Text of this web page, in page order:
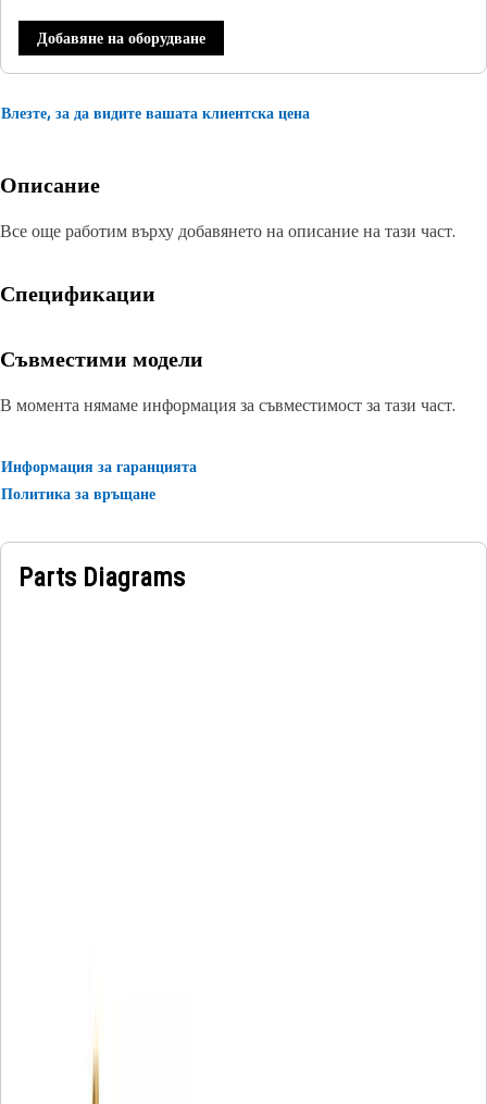
Добавяне на оборудване
Влезте, за да видите вашата клиентска цена
Описание
Все още работим върху добавянето на описание на тази част.
Спецификации
Съвместими модели
В момента нямаме информация за съвместимост за тази част.
Информация за гаранцията
Политика за връщане
Parts Diagrams